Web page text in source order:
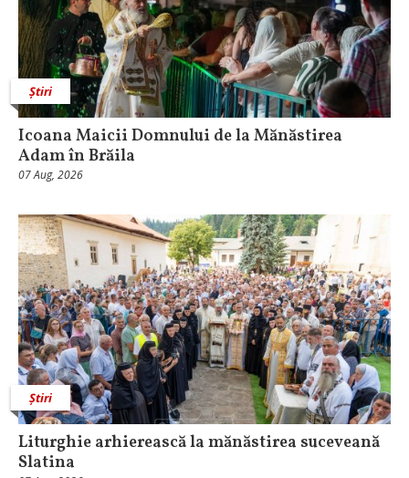
Știri
Icoana Maicii Domnului de la Mănăstirea
Adam în Brăila
07 Aug, 2026
Știri
Liturghie arhierească la mănăstirea suceveană
Slatina